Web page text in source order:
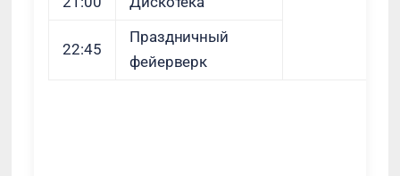
22:45
Праздничный
фейерверк